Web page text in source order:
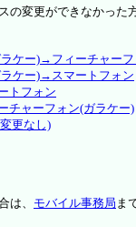
の変更ができなかった
ケー)→フィーチャー
ケー)→スマートフォン
トフォン
チャーフォン(ガラケー)
更なし)
は、 モバイル事務局 ま